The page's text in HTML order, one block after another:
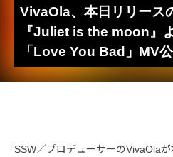
VivaOla、本日リリース
『Juliet is the moon』
「Love You Bad」MV
SSW／プロデューサーのVivaOla